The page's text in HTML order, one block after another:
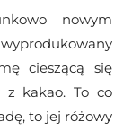
nowym
cieszącą się
z kakao. To co
to jej różowy